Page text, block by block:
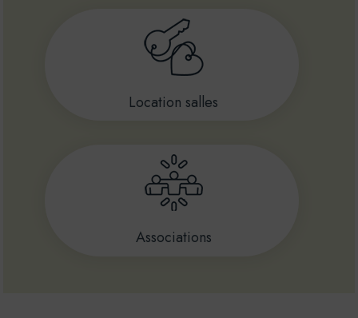
Location salles
Associations